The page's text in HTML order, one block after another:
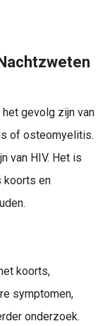
het gevolg zijn van
of osteomyelitis.
van HIV. Het is
koorts en
koorts,
symptomen,
onderzoek.